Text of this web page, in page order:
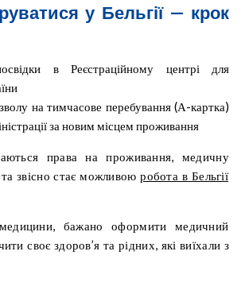
у Бельгії — крок
в Реєстраційному центрі для
на тимчасове перебування (А-картка)
за новим місцем проживання
права на проживання, медичну
звісно стає можливоюробота в Бельгії
бажано оформити медичний
своє здоров’я та рідних, які виїхали з